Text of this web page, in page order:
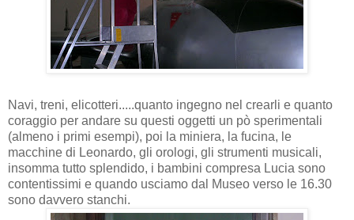
Navi, treni, elicotteri.....quanto ingegno nel crearli e quanto
coraggio per andare su questi oggetti un pò sperimentali
(almeno i primi esempi), poi la miniera, la fucina, le
macchine di Leonardo, gli orologi, gli strumenti musicali,
insomma tutto splendido, i bambini compresa Lucia sono
contentissimi e quando usciamo dal Museo verso le 16.30
sono davvero stanchi.